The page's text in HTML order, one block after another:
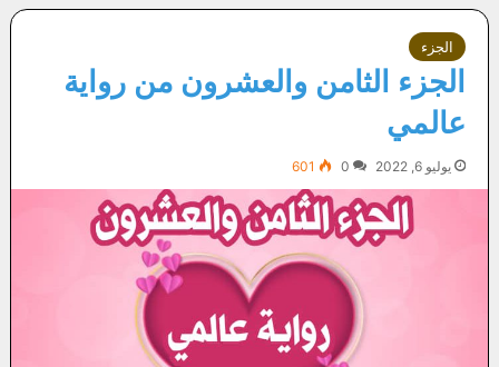
الجزء
الجزء الثامن والعشرون من رواية
عالمي
يوليو 6, 2022 0
601